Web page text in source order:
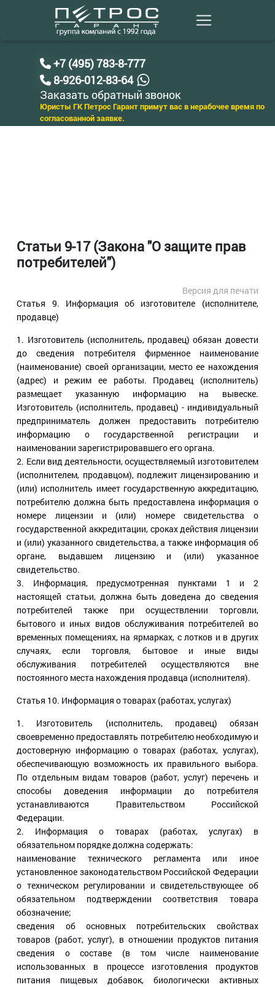
+7 (495) 783-8-777
8-926-012-83-64
Заказать обратный звонок
Юристы ГК Петрос Гарант примут вас в нерабочее время по
согласованной заявке.
Статьи 9-17 (Закона "О защите прав
потребителей")
Версия для печати
Статья 9. Информация об изготовителе (исполнителе,
продавце)
1. Изготовитель (исполнитель, продавец) обязан довести
до сведения потребителя фирменное наименование
(наименование) своей организации, место ее нахождения
(адрес) и режим ее работы. Продавец (исполнитель)
размещает указанную информацию на вывеске.
Изготовитель (исполнитель, продавец) - индивидуальный
предприниматель должен предоставить потребителю
информацию о государственной регистрации и
наименовании зарегистрировавшего его органа.
2. Если вид деятельности, осуществляемый изготовителем
(исполнителем, продавцом), подлежит лицензированию и
(или) исполнитель имеет государственную аккредитацию,
потребителю должна быть предоставлена информация о
номере лицензии и (или) номере свидетельства о
государственной аккредитации, сроках действия лицензии
и (или) указанного свидетельства, а также информация об
органе, выдавшем лицензию и (или) указанное
свидетельство.
3. Информация, предусмотренная пунктами 1 и 2
настоящей статьи, должна быть доведена до сведения
потребителей также при осуществлении торговли,
бытового и иных видов обслуживания потребителей во
временных помещениях, на ярмарках, с лотков и в других
случаях, если торговля, бытовое и иные виды
обслуживания потребителей осуществляются вне
постоянного места нахождения продавца (исполнителя).
Статья 10. Информация о товарах (работах, услугах)
1. Изготовитель (исполнитель, продавец) обязан
своевременно предоставлять потребителю необходимую и
достоверную информацию о товарах (работах, услугах),
обеспечивающую возможность их правильного выбора.
По отдельным видам товаров (работ, услуг) перечень и
способы доведения информации до потребителя
устанавливаются Правительством Российской
Федерации.
2. Информация о товарах (работах, услугах) в
обязательном порядке должна содержать:
наименование технического регламента или иное
установленное законодательством Российской Федерации
о техническом регулировании и свидетельствующее об
обязательном подтверждении соответствия товара
обозначение;
сведения об основных потребительских свойствах
товаров (работ, услуг), в отношении продуктов питания
сведения о составе (в том числе наименование
использованных в процессе изготовления продуктов
питания пищевых добавок, биологически активных